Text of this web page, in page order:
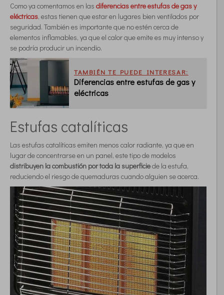
Como ya comentamos en las diferencias entre estufas de gas y
eléctricas, estas tienen que estar en lugares bien ventilados por
seguridad. También es importante que no estén cerca de
elementos inflamables, ya que el calor que emite es muy intenso y
se podría producir un incendio.
TAMBIÉN TE PUEDE INTERESAR:
Diferencias entre estufas de gas y
eléctricas
Estufas catalíticas
Las estufas catalíticas emiten menos calor radiante, ya que en
lugar de concentrarse en un panel, este tipo de modelos
distribuyen la combustión por toda la superficiede la estufa,
reduciendo el riesgo de quemaduras cuando alguien se acerca.